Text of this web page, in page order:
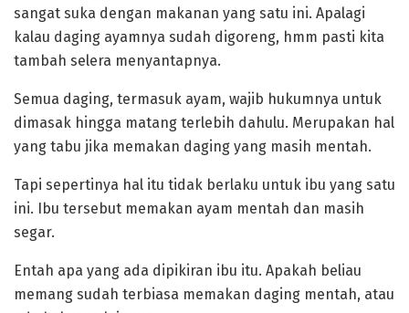
sangat suka dengan makanan yang satu ini. Apalagi
kalau daging ayamnya sudah digoreng, hmm pasti kita
tambah selera menyantapnya.
Semua daging, termasuk ayam, wajib hukumnya untuk
dimasak hingga matang terlebih dahulu. Merupakan hal
yang tabu jika memakan daging yang masih mentah.
Tapi sepertinya hal itu tidak berlaku untuk ibu yang satu
ini. Ibu tersebut memakan ayam mentah dan masih
segar.
Entah apa yang ada dipikiran ibu itu. Apakah beliau
memang sudah terbiasa memakan daging mentah, atau